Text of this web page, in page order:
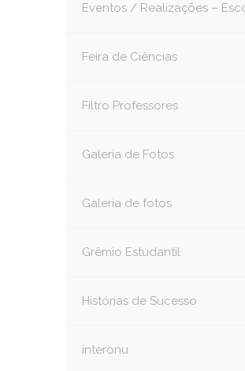
Eventos / Realizações –
Feira de Ciências
Filtro Professores
Galeria de Fotos
Galeria de fotos
Grêmio Estudantil
Histórias de Sucesso
interonu